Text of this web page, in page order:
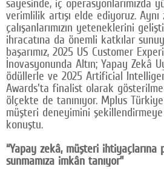
sayesinde, iç operasyonlarımızda
verimlilik artışı elde ediyoruz. Aynı
çalışanlarımızın yeteneklerini
ihracatına da önemli katkılar
başarımız, 2025 US Customer
İnovasyonunda Altın; Yapay Zekâ
ödüllerle ve 2025 Artificial
Awards'ta finalist olarak
ölçekte de tanınıyor. Mplus
müşteri deneyimini
konuştu.
“Yapay zekâ, müşteri
sunmamıza imkân tanıyor”